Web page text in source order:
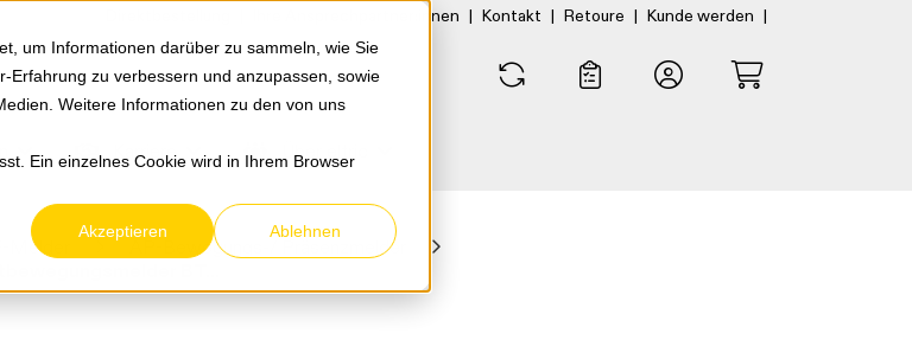
um Informationen darüber zu sammeln, wie Sie
Erfahrung zu verbessern und anzupassen, sowie
Weitere Informationen zu den von uns
Ein einzelnes Cookie wird in Ihrem Browser
Akzeptieren Ablehnen
Ihre Ansprechpartner:innen | Kontakt | Retoure | Kunde werden |
Karriere Über eltric
Melder
AP-Bewegungs-/ Präsenzmelder